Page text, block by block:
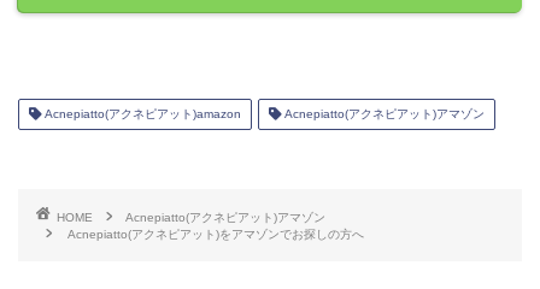
Acnepiatto(アクネピアット)amazon Acnepiatto(アクネピアット)アマゾン
HOME
Acnepiatto(アクネピアット)アマゾン
Acnepiatto(アクネピアット)をアマゾンでお探しの方へ